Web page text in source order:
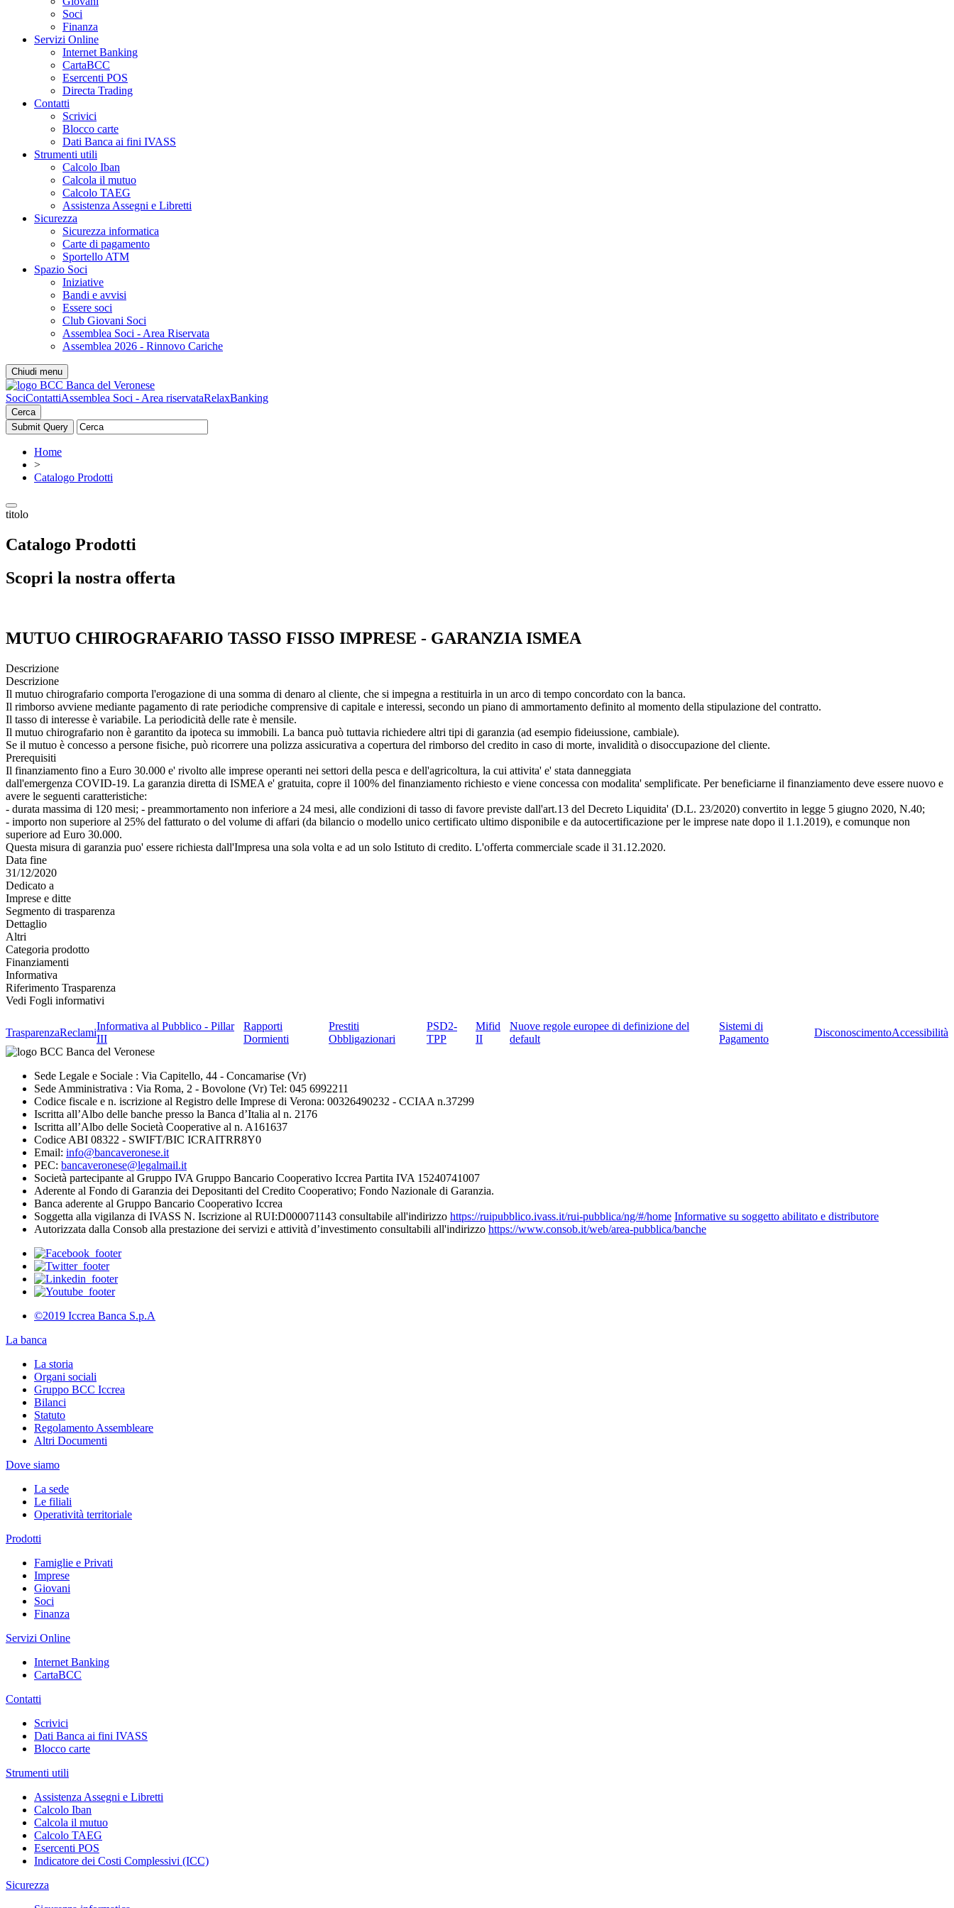
Soci
Finanza
Servizi Online
Internet Banking
CartaBCC
Esercenti POS
Directa Trading
Contatti
Scrivici
Blocco carte
Dati Banca ai fini IVASS
Strumenti utili
Calcolo Iban
Calcola il mutuo
Calcolo TAEG
Assistenza Assegni e Libretti
Sicurezza
Sicurezza informatica
Carte di pagamento
Sportello ATM
Spazio Soci
Iniziative
Bandi e avvisi
Essere soci
Club Giovani Soci
Assemblea Soci - Area Riservata
Assemblea 2026 - Rinnovo Cariche
Chiudi menu
SociContattiAssemblea Soci - Area riservataRelaxBanking
Cerca
Home
>
Catalogo Prodotti
titolo
Catalogo Prodotti
Scopri la nostra offerta
MUTUO CHIROGRAFARIO TASSO FISSO IMPRESE - GARANZIA ISMEA
Descrizione
Descrizione
Il mutuo chirografario comporta l'erogazione di una somma di denaro al cliente, che si impegna a restituirla in un arco di tempo concordato con la banca.
Il rimborso avviene mediante pagamento di rate periodiche comprensive di capitale e interessi, secondo un piano di ammortamento definito al momento della stipulazione del contratto.
Il tasso di interesse è variabile. La periodicità delle rate è mensile.
Il mutuo chirografario non è garantito da ipoteca su immobili. La banca può tuttavia richiedere altri tipi di garanzia (ad esempio fideiussione, cambiale).
Se il mutuo è concesso a persone fisiche, può ricorrere una polizza assicurativa a copertura del rimborso del credito in caso di morte, invalidità o disoccupazione del cliente.
Prerequisiti
Il finanziamento fino a Euro 30.000 e' rivolto alle imprese operanti nei settori della pesca e dell'agricoltura, la cui attivita' e' stata danneggiata
dall'emergenza COVID-19. La garanzia diretta di ISMEA e' gratuita, copre il 100% del finanziamento richiesto e viene concessa con modalita' semplificate. Per beneficiarne il finanziamento deve essere nuovo e
avere le seguenti caratteristiche:
- durata massima di 120 mesi; - preammortamento non inferiore a 24 mesi, alle condizioni di tasso di favore previste dall'art.13 del Decreto Liquidita' (D.L. 23/2020) convertito in legge 5 giugno 2020, N.40;
- importo non superiore al 25% del fatturato o del volume di affari (da bilancio o modello unico certificato ultimo disponibile e da autocertificazione per le imprese nate dopo il 1.1.2019), e comunque non
superiore ad Euro 30.000.
Questa misura di garanzia puo' essere richiesta dall'Impresa una sola volta e ad un solo Istituto di credito. L'offerta commerciale scade il 31.12.2020.
Data fine
31/12/2020
Dedicato a
Imprese e ditte
Segmento di trasparenza
Dettaglio
Altri
Categoria prodotto
Finanziamenti
Informativa
Riferimento Trasparenza
Vedi Fogli informativi
TrasparenzaReclami
Informativa al Pubblico - Pillar
III
Rapporti
Dormienti
Prestiti
Obbligazionari
PSD2-
TPP
Mifid
II
Nuove regole europee di definizione del
default
Sistemi di
Pagamento
DisconoscimentoAccessibilità
Sede Legale e Sociale : Via Capitello, 44 - Concamarise (Vr)
Sede Amministrativa : Via Roma, 2 - Bovolone (Vr) Tel: 045 6992211
Codice fiscale e n. iscrizione al Registro delle Imprese di Verona: 00326490232 - CCIAA n.37299
Iscritta all’Albo delle banche presso la Banca d’Italia al n. 2176
Iscritta all’Albo delle Società Cooperative al n. A161637
Codice ABI 08322 - SWIFT/BIC ICRAITRR8Y0
Email: info@bancaveronese.it
PEC: bancaveronese@legalmail.it
Società partecipante al Gruppo IVA Gruppo Bancario Cooperativo Iccrea Partita IVA 15240741007
Aderente al Fondo di Garanzia dei Depositanti del Credito Cooperativo; Fondo Nazionale di Garanzia.
Banca aderente al Gruppo Bancario Cooperativo Iccrea
Soggetta alla vigilanza di IVASS N. Iscrizione al RUI:D000071143 consultabile all'indirizzo https://ruipubblico.ivass.it/rui-pubblica/ng/#/home Informative su soggetto abilitato e distributore
Autorizzata dalla Consob alla prestazione dei servizi e attività d’investimento consultabili all'indirizzo https://www.consob.it/web/area-pubblica/banche
©2019 Iccrea Banca S.p.A
La banca
La storia
Organi sociali
Gruppo BCC Iccrea
Bilanci
Statuto
Regolamento Assembleare
Altri Documenti
Dove siamo
La sede
Le filiali
Operatività territoriale
Prodotti
Famiglie e Privati
Imprese
Giovani
Soci
Finanza
Servizi Online
Internet Banking
CartaBCC
Contatti
Scrivici
Dati Banca ai fini IVASS
Blocco carte
Strumenti utili
Assistenza Assegni e Libretti
Calcolo Iban
Calcola il mutuo
Calcolo TAEG
Esercenti POS
Indicatore dei Costi Complessivi (ICC)
Sicurezza